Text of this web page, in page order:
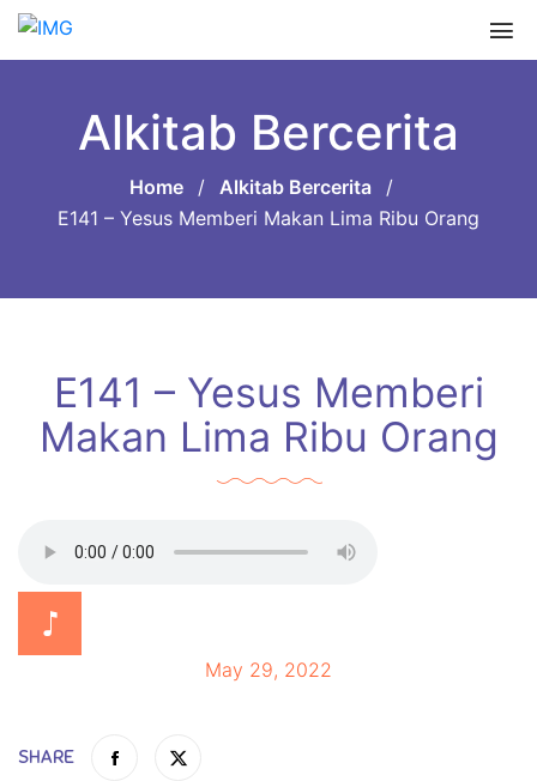
Alkitab Bercerita
Home / Alkitab Bercerita
/
E141 – Yesus Memberi Makan Lima Ribu Orang
E141 – Yesus Memberi
Makan Lima Ribu Orang
May 29, 2022
SHARE